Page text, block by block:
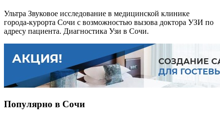
Ультра Звуковое исследование в медицинской клинике
города-курорта Сочи с возможностью вызова доктора УЗИ по
адресу пациента. Диагностика Узи в Сочи.
Популярно в Сочи